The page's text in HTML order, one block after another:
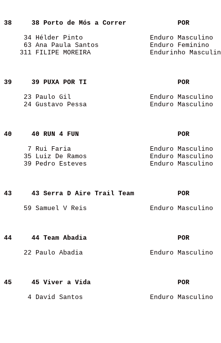
38 38 Porto de Mós a Correr
POR
34 Hélder Pinto                 Enduro Masculino
63 Ana Paula Santos             Enduro Feminino
311 FILIPE MOREIRA
39 39 PUXA POR TI
POR
23 Paulo Gil
24 Gustavo Pessa                Enduro Masculino
40 40 RUN 4 FUN
POR
7 Rui Faria
35 Luiz De Ramos                Enduro Masculino
39 Pedro Esteves                Enduro Masculino
43 43 Serra D Aire Trail Team
POR
59 Samuel V Reis                Enduro Masculino
44 44 Team Abadia
POR
22 Paulo Abadia                 Enduro Masculino
45 45 Viver a Vida
POR
4 David Santos                 Enduro Masculino